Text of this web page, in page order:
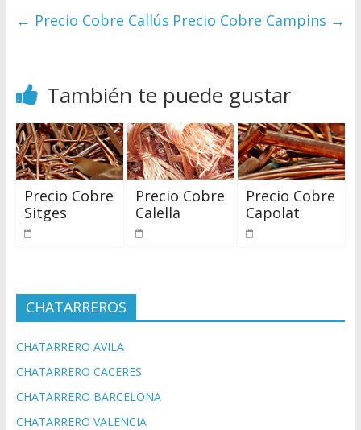
← Precio Cobre Callús Precio Cobre Campins →
También te puede gustar
Precio Cobre
Sitges
Precio Cobre
Calella
Precio Cobre
Capolat
CHATARREROS
CHATARRERO AVILA
CHATARRERO CACERES
CHATARRERO BARCELONA
CHATARRERO VALENCIA